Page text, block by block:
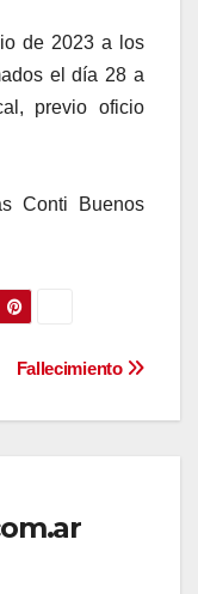
de 2023 a los
el día 28 a
previo oficio
Conti Buenos
Fallecimiento